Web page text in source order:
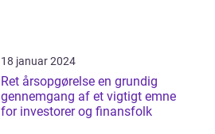
18 januar 2024
Ret årsopgørelse en grundig
gennemgang af et vigtigt emne
for investorer og finansfolk